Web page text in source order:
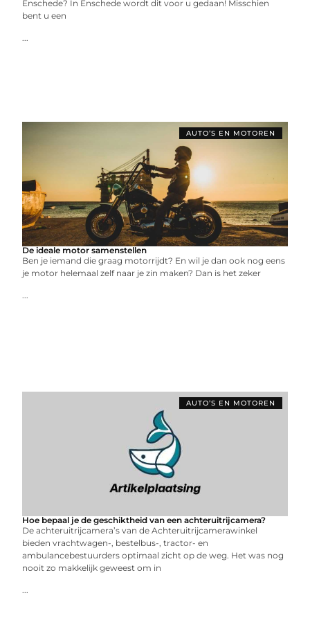
Enschede? In Enschede wordt dit voor u gedaan! Misschien
bent u een
...
AUTO’S EN MOTOREN
De ideale motor samenstellen
Ben je iemand die graag motorrijdt? En wil je dan ook nog eens
je motor helemaal zelf naar je zin maken? Dan is het zeker
...
AUTO’S EN MOTOREN
Hoe bepaal je de geschiktheid van een achteruitrijcamera?
De achteruitrijcamera’s van de Achteruitrijcamerawinkel
bieden vrachtwagen-, bestelbus-, tractor- en
ambulancebestuurders optimaal zicht op de weg. Het was nog
nooit zo makkelijk geweest om in
...